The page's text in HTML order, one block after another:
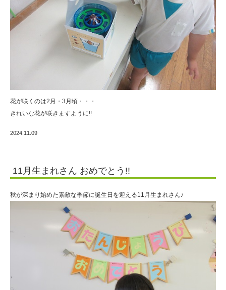
花が咲くのは2月・3月頃・・・
きれいな花が咲きますように!!
2024.11.09
11月生まれさん おめでとう!!
秋が深まり始めた素敵な季節に誕生日を迎える11月生まれさん♪